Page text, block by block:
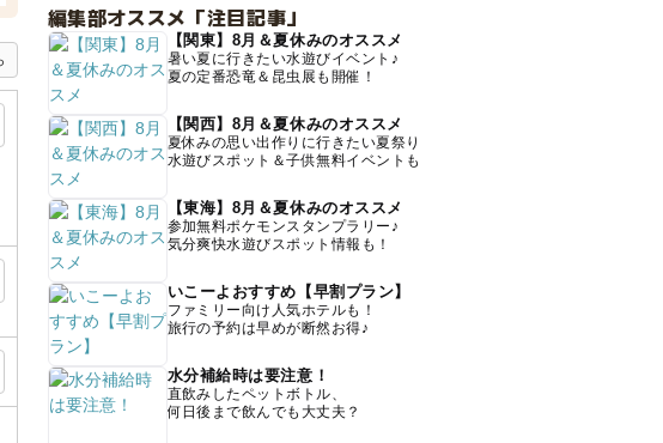
編集部オススメ「注目記事」
【関東】8月＆夏休みのオススメ
暑い夏に行きたい水遊びイベント♪
夏の定番恐竜＆昆虫展も開催！
【関西】8月＆夏休みのオススメ
夏休みの思い出作りに行きたい夏祭り
水遊びスポット＆子供無料イベントも
【東海】8月＆夏休みのオススメ
参加無料ポケモンスタンプラリー♪
気分爽快水遊びスポット情報も！
いこーよおすすめ【早割プラン】
ファミリー向け人気ホテルも！
旅行の予約は早めが断然お得♪
水分補給時は要注意！
直飲みしたペットボトル、
何日後まで飲んでも大丈夫？